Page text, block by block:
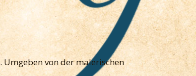
. Umgeben von der malerischen